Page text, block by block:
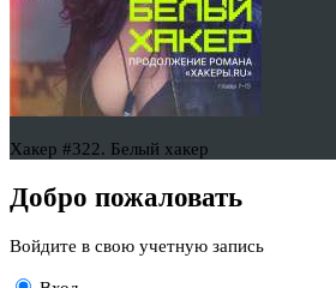
Хакер #322. Белый хакер
Добро пожаловать
Войдите в свою учетную запись